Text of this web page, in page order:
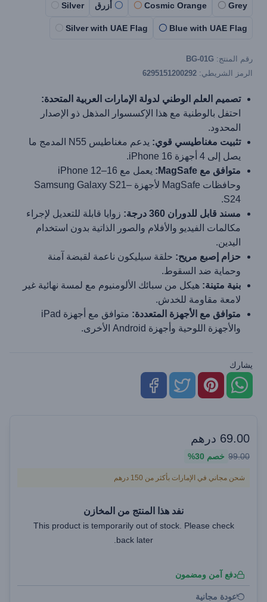
Grey
Cosmic Orange أزرق Silver
Blue with UAE Flag
Silver with UAE Flag
رقم المنتج: BG-01G
الرمز الشريطي: 6295151200292
تصميم العلم الوطني لدولة الإمارات العربية المتحدة:
احتفل بالوطنية مع هذا الإكسسوار المذهل ذو الإصدار
المحدود.
تثبيت مغناطيسي قوي:
يدعم مغناطيس N55 المدمج ما
يصل إلى 4 أجهزة iPhone 16.
متوافق مع MagSafe:
يعمل مع iPhone 12–16
وحافظات MagSafe لأجهزة Samsung Galaxy S21–
S24.
مسند قابل للدوران 360 درجة:
زوايا قابلة للتعديل لإجراء
مكالمات الفيديو والأفلام والصور الذاتية بدون استخدام
اليدين.
حزام إصبع مريح: حلقة سيليكون ناعمة لقبضة آمنة
وحماية ضد السقوط.
بنية متينة: هيكل من سبائك الألومنيوم مع لمسة نهائية غير
لامعة مقاومة للخدش.
متوافق مع الأجهزة المتعددة:
متوافق مع أجهزة iPad
والأجهزة اللوحية وأجهزة Android الأخرى.
يشارك
69.00 درهم
99.00 خصم 30%
شحن مجاني في الإمارات بأكثر من 150 درهم
نفد هذا المنتج من المخازن
This product is temporarily out of stock. Please check
back later.
دفع آمن ومضمون
عودة مجانية